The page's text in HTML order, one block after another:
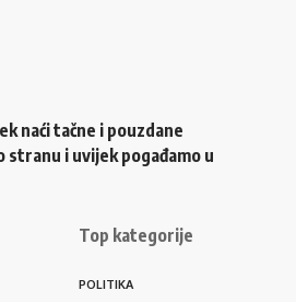
naći tačne i pouzdane
i uvijek pogađamo u
Top kategorije
POLITIKA